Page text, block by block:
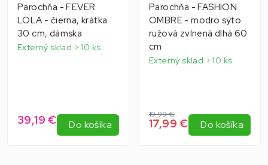
Parochňa - FEVER
LOLA - čierna, krátka
30 cm, dámska
Externý sklad > 10 ks
39,19 € Do košíka
Parochňa - FASHION
OMBRE - modro sýto
ružová zvlnená dlhá 60
cm
Externý sklad > 10 ks
19,99 €
17,99 € Do košíka